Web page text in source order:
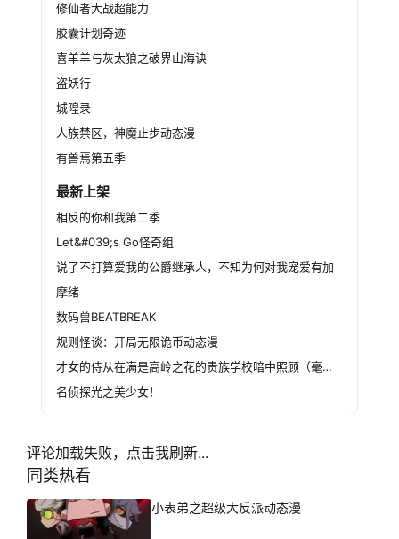
修仙者大战超能力
胶囊计划奇迹
喜羊羊与灰太狼之破界山海诀
盗妖行
城隍录
人族禁区，神魔止步动态漫
有兽焉第五季
最新上架
相反的你和我第二季
Let&#039;s Go怪奇组
说了不打算爱我的公爵继承人，不知为何对我宠爱有加
摩绪
数码兽BEATBREAK
规则怪谈：开局无限诡币动态漫
才女的侍从在满是高岭之花的贵族学校暗中照顾（毫无生活自理能力的）学院第一大小姐
名侦探光之美少女！
评论加载失败，点击我刷新...
同类热看
小表弟之超级大反派动态漫